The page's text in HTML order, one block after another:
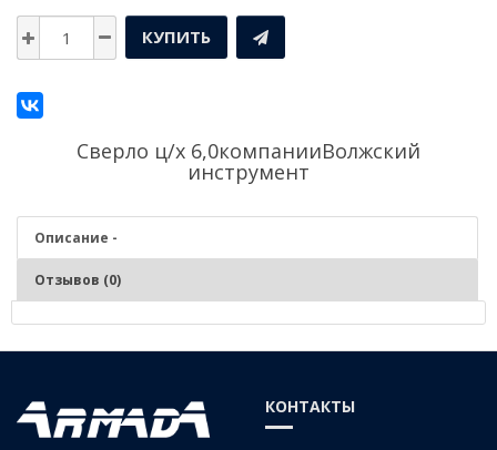
КУПИТЬ
Сверло ц/х 6,0компанииВолжский
инструмент
Описание -
Отзывов (0)
Серия:
Средняя
Материал:
КОНТАКТЫ